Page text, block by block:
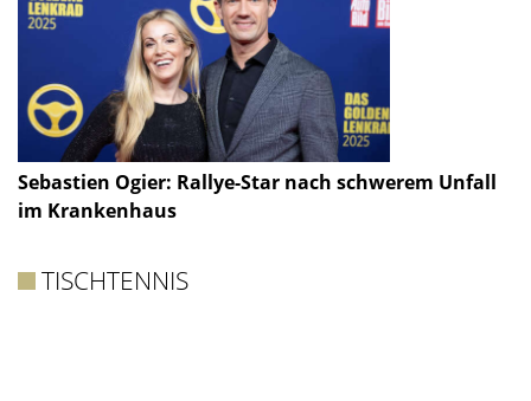
Sebastien Ogier: Rallye-Star nach schwerem Unfall
im Krankenhaus
TISCHTENNIS